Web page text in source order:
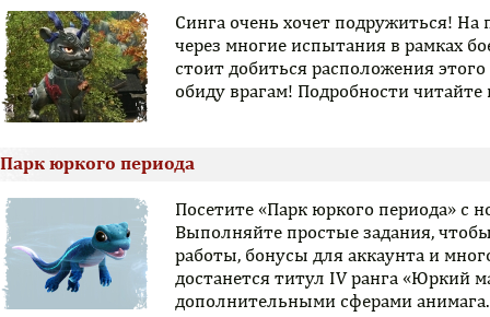
Синга очень хочет подружиться! На
через многие испытания в рамках
стоит добиться расположения
обиду врагам! Подробности читайте
Парк юркого периода
Посетите «Парк юркого периода» с
Выполняйте простые задания,
работы, бонусы для аккаунта и
достанется титул IV ранга «Юркий
дополнительными сферами анимага.